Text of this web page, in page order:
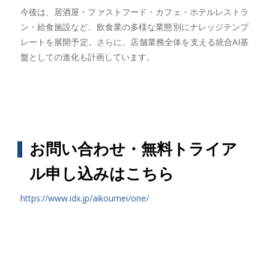
今後は、居酒屋・ファストフード・カフェ・ホテルレストラ
ン・給食施設など、飲食業の多様な業態別にナレッジテンプ
レートを展開予定。さらに、店舗業務全体を支える統合AI基
盤としての進化も計画しています。
お問い合わせ・無料トライア
ル申し込みはこちら
https://www.idx.jp/aikoumei/one/